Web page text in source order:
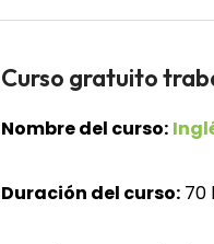
Curso gratuito
Nombre del curso:
Duración del curso: 70